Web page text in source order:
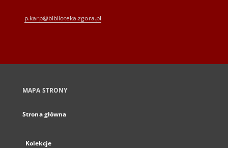
p.karp@biblioteka.zgora.pl
MAPA STRONY
Strona główna
Kolekcje